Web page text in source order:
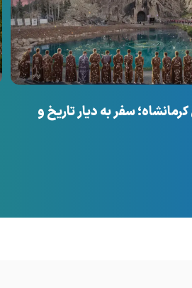
سفر به دیار تاریخ و